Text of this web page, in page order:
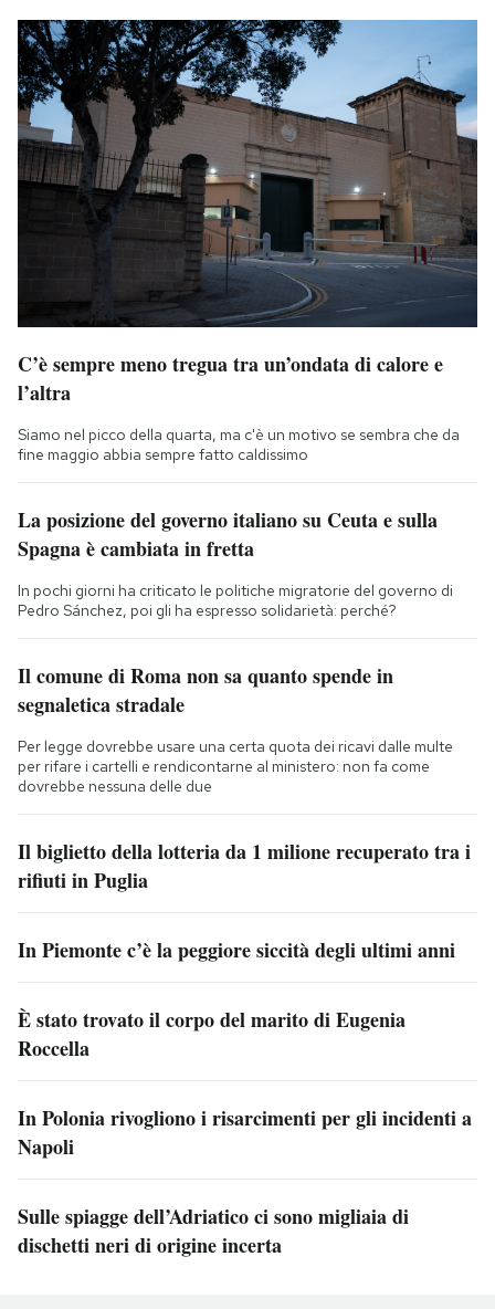
C’è sempre meno tregua tra un’ondata di calore e
l’altra
Siamo nel picco della quarta, ma c'è un motivo se sembra che da
fine maggio abbia sempre fatto caldissimo
La posizione del governo italiano su Ceuta e sulla
Spagna è cambiata in fretta
In pochi giorni ha criticato le politiche migratorie del governo di
Pedro Sánchez, poi gli ha espresso solidarietà: perché?
Il comune di Roma non sa quanto spende in
segnaletica stradale
Per legge dovrebbe usare una certa quota dei ricavi dalle multe
per rifare i cartelli e rendicontarne al ministero: non fa come
dovrebbe nessuna delle due
Il biglietto della lotteria da 1 milione recuperato tra i
rifiuti in Puglia
In Piemonte c’è la peggiore siccità degli ultimi anni
È stato trovato il corpo del marito di Eugenia
Roccella
In Polonia rivogliono i risarcimenti per gli incidenti a
Napoli
Sulle spiagge dell’Adriatico ci sono migliaia di
dischetti neri di origine incerta